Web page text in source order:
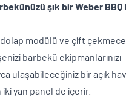
şık bir Weber
dolap modülü ve çift
barbekü ekipmanlarınızı
ulaşabileceğiniz bir açık
yan panel de içerir.